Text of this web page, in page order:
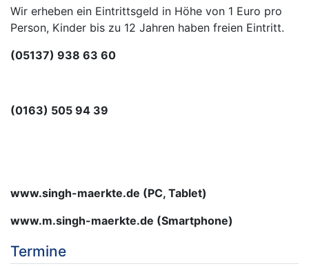
Wir erheben ein Eintrittsgeld in Höhe von 1 Euro pro
Person, Kinder bis zu 12 Jahren haben freien Eintritt.
(05137) 938 63 60
(0163) 505 94 39
www.singh-maerkte.de (PC, Tablet)
www.m.singh-maerkte.de (Smartphone)
Termine